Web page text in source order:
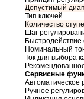
Допустимый
Тип ключей
Количество
Шаг
Быстродействие
Номинальный
Ток для выбора
Сервисные
Автоматическое
Ручное